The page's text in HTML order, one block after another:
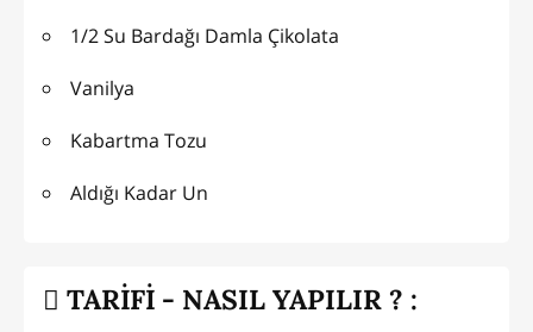
1/2 Su Bardağı Damla Çikolata
Vanilya
Kabartma Tozu
Aldığı Kadar Un
TARİFİ - NASIL YAPILIR ? :